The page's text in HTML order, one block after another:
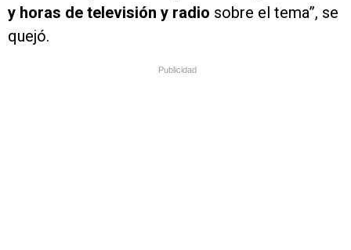
y horas de televisión y radio sobre el tema”, se
quejó.
Publicidad